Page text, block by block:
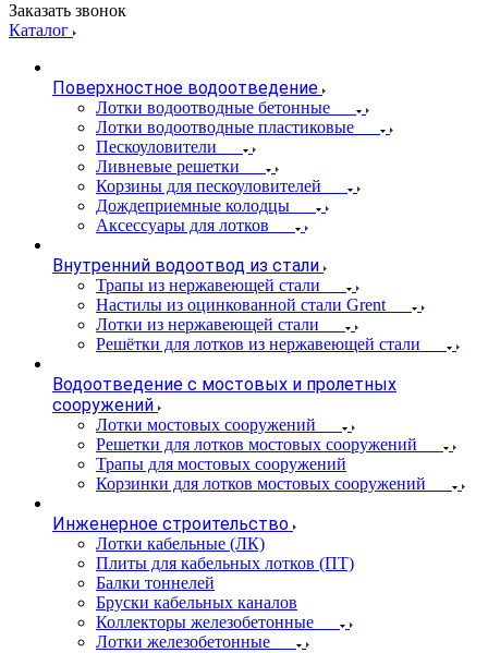
Заказать звонок
Каталог
Поверхностное водоотведение
Лотки водоотводные бетонные
Лотки водоотводные пластиковые
Пескоуловители
Ливневые решетки
Корзины для пескоуловителей
Дождеприемные колодцы
Аксессуары для лотков
Внутренний водоотвод из стали
Трапы из нержавеющей стали
Настилы из оцинкованной стали Grent
Лотки из нержавеющей стали
Решётки для лотков из нержавеющей стали
Водоотведение с мостовых и пролетных
сооружений
Лотки мостовых сооружений
Решетки для лотков мостовых сооружений
Трапы для мостовых сооружений
Корзинки для лотков мостовых сооружений
Инженерное строительство
Лотки кабельные (ЛК)
Плиты для кабельных лотков (ПТ)
Балки тоннелей
Бруски кабельных каналов
Коллекторы железобетонные
Лотки железобетонные